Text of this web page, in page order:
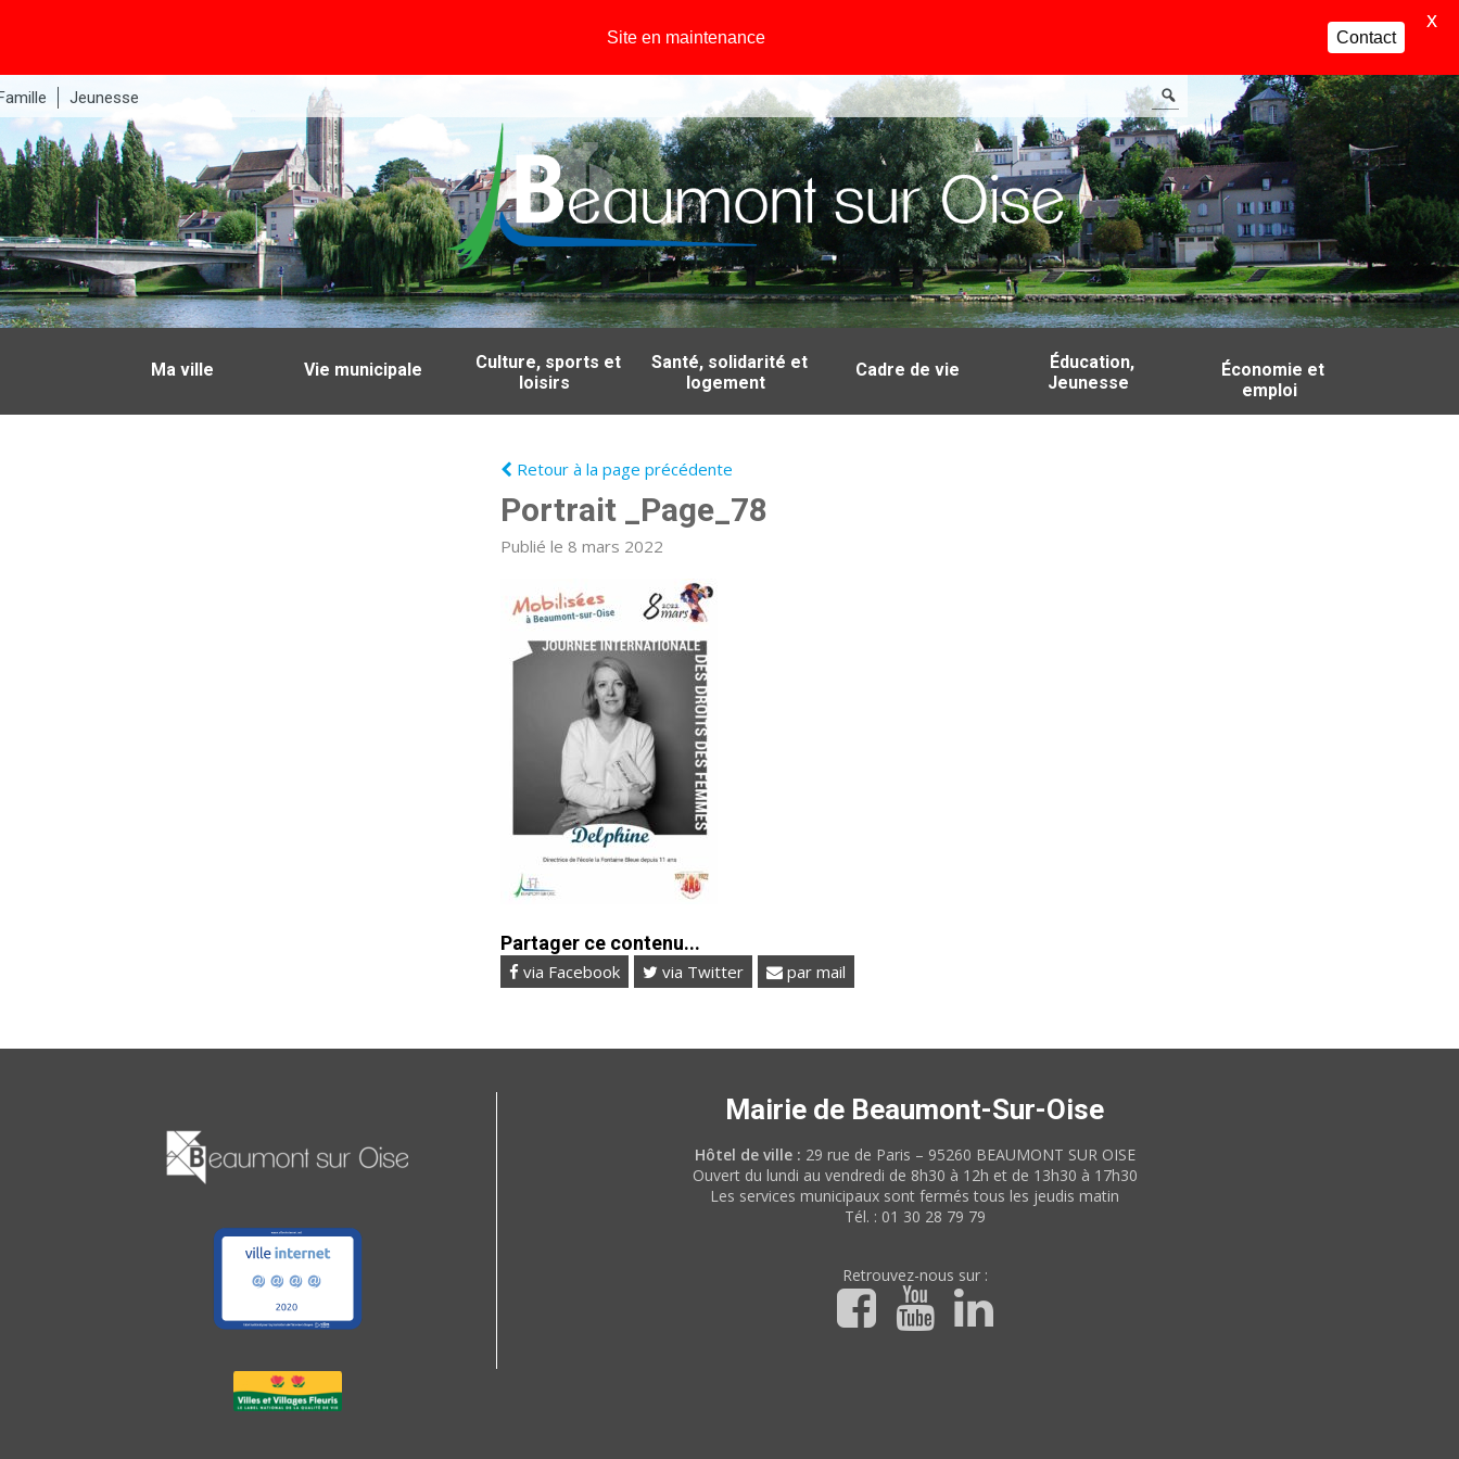
Jeunesse
Ma ville Vie municipale
Culture, sports et
loisirs
Santé, solidarité et
logement
Cadre de vie
Éducation,
Jeunesse
Économie et
emploi
Retour à la page précédente
Portrait _Page_78
Publié le 8 mars 2022
Partager ce contenu...
via Facebook via Twitter par mail
Mairie de Beaumont-Sur-Oise
Hôtel de ville : 29 rue de Paris – 95260 BEAUMONT SUR OISE
Ouvert du lundi au vendredi de 8h30 à 12h et de 13h30 à 17h30
Les services municipaux sont fermés tous les jeudis matin
Tél. : 01 30 28 79 79
Retrouvez-nous sur :
Site en maintenance Contact
X